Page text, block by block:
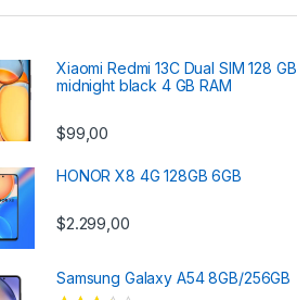
Xiaomi Redmi 13C Dual SIM 128 GB
midnight black 4 GB RAM
$99,00
HONOR X8 4G 128GB 6GB
$2.299,00
Samsung Galaxy A54 8GB/256GB